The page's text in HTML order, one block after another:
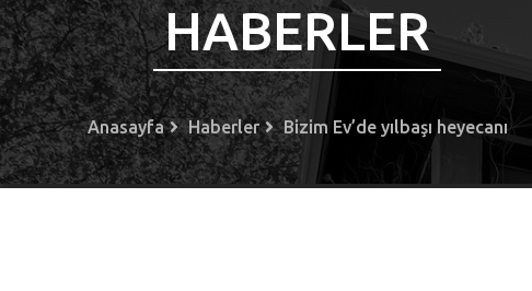
HABERLER
Anasayfa Haberler Bizim Ev’de yılbaşı heyecanı